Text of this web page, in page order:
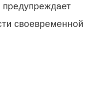
своевременной